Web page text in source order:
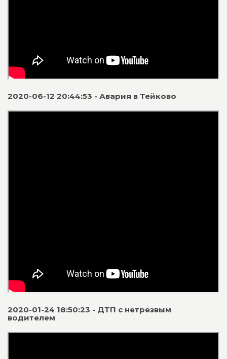
2020-06-12 20:44:53 - Авария в Тейково
2020-01-24 18:50:23 - ДТП с нетрезвым
водителем